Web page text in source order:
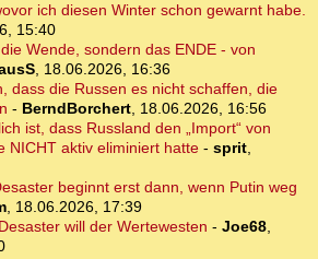
ich diesen Winter schon gewarnt habe.
15:40
Wende, sondern das ENDE - von
, 18.06.2026, 16:36
dass die Russen es nicht schaffen, die
- BerndBorchert, 18.06.2026, 16:56
ist, dass Russland den „Import“ von
NICHT aktiv eliminiert hatte - sprit,
beginnt erst dann, wenn Putin weg
, 18.06.2026, 17:39
will der Wertewesten - Joe68,